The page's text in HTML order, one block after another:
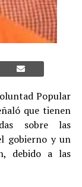
Popular
que tienen
sobre las
gobierno y un
debido a las